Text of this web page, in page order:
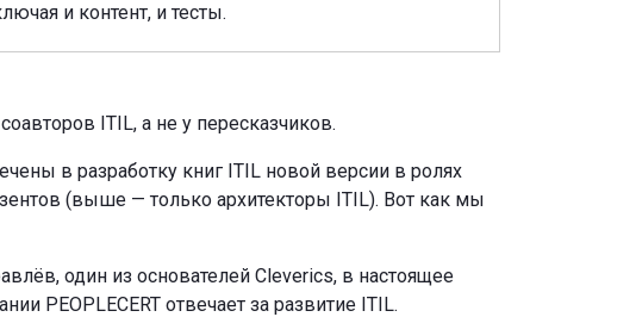
и контент, и тесты.
ITIL, а не у пересказчиков.
в разработку книг ITIL новой версии в ролях
(выше — только архитекторы ITIL). Вот как мы
один из основателей Cleverics, в настоящее
PEOPLECERT отвечает за развитие ITIL.